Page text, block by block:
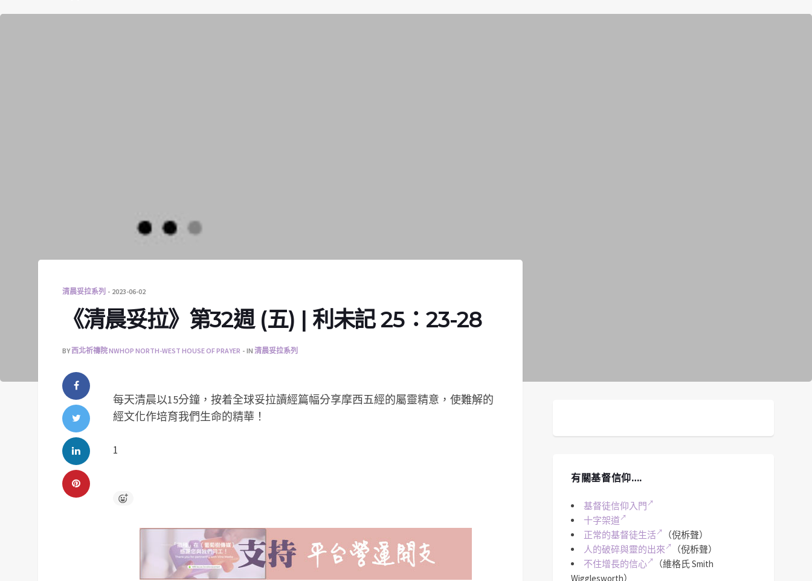
清晨妥拉系列 2023-06-02
《清晨妥拉》第32週 (五) | 利未記 25：23-28
BY西北祈禱院 NWHOP NORTH-WEST HOUSE OF PRAYER IN 清晨妥拉系列
每天清晨以15分鐘，按着全球妥拉讀經篇幅分享摩西五經的屬靈精意，使難解的
經文化作培育我們生命的精華！
1
有關基督信仰….
基督徒信仰入門
十字架道
正常的基督徒生活
（倪柝聲）
人的破碎與靈的出來
（倪柝聲）
不住增長的信心
（維格氏 Smith
Wigglesworth）